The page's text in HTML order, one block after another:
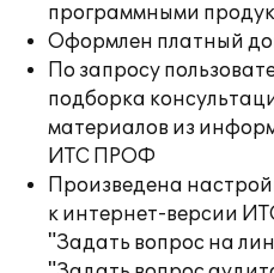
программными
Оформлен платный
По запросу
подборка
материалов из
ИТС ПРОФ
Произведена
к интернет-версии
"Задать вопрос на